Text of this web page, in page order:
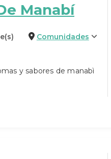
Manabí
Comunidades
y sabores de manabì